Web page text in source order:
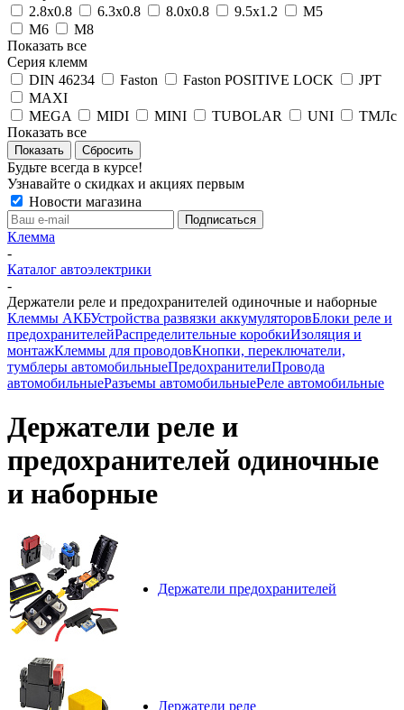
2.8x0.8
6.3x0.8 8.0x0.8 9.5x1.2
М5
М6
М8
Показать все
Серия клемм
DIN 46234
Faston Faston POSITIVE LOCK
JPT
MAXI
MEGA
MIDI MINI TUBOLAR UNI
ТМЛс
Показать все
Сбросить
Будьте всегда в курсе!
Узнавайте о скидках и акциях первым
Новости магазина
Клемма
-
Каталог автоэлектрики
-
Держатели реле и предохранителей одиночные и наборные
Клеммы АКБУстройства развязки аккумуляторовБлоки реле и
предохранителейРаспределительные коробкиИзоляция и
монтажКлеммы для проводовКнопки, переключатели,
тумблеры автомобильныеПредохранителиПровода
автомобильныеРазъемы автомобильныеРеле автомобильные
Держатели реле и
предохранителей одиночные
и наборные
Держатели предохранителей
Держатели реле